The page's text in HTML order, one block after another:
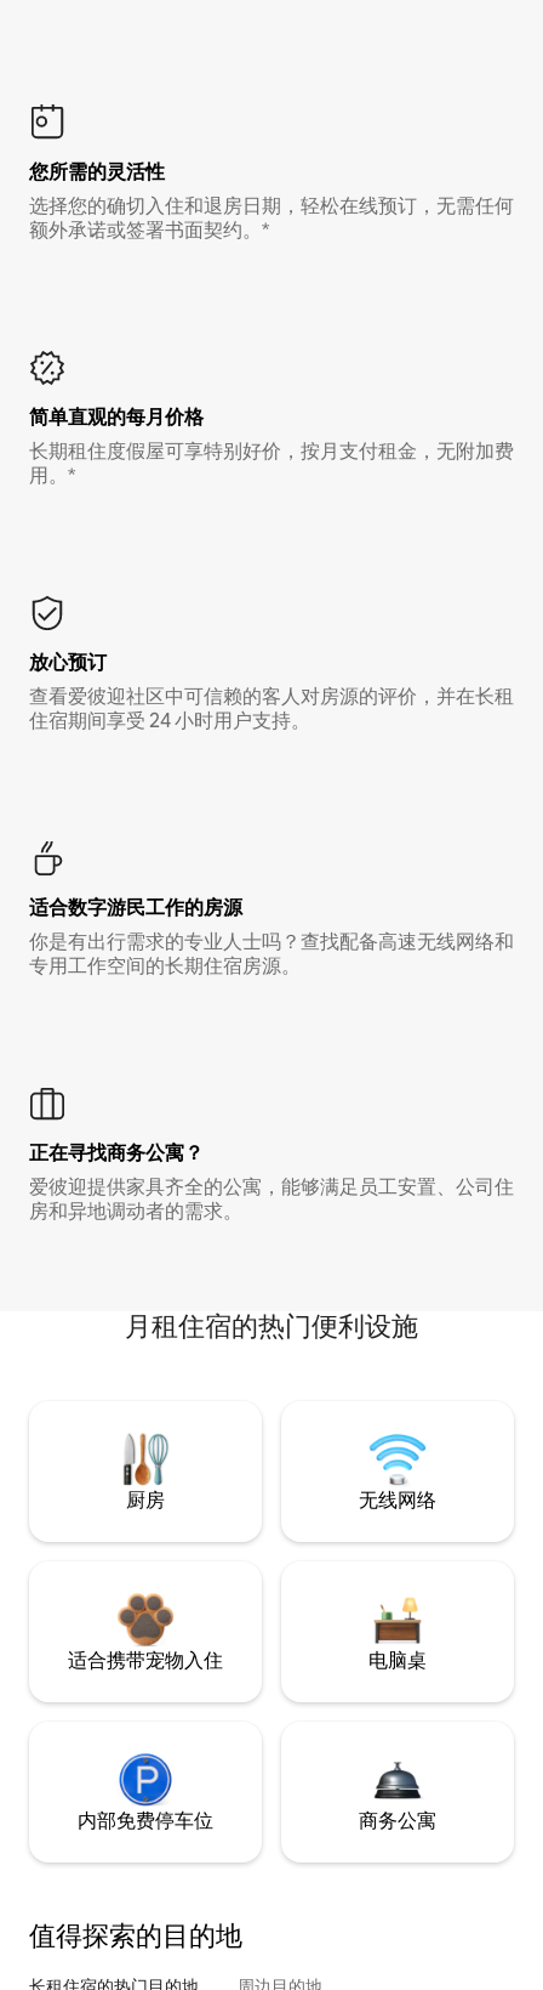
您所需的灵活性
选择您的确切入住和退房日期，轻松在线预订，无需任何
额外承诺或签署书面契约。*
简单直观的每月价格
长期租住度假屋可享特别好价，按月支付租金，无附加费
用。*
放心预订
查看爱彼迎社区中可信赖的客人对房源的评价，并在长租
住宿期间享受 24 小时用户支持。
适合数字游民工作的房源
你是有出行需求的专业人士吗？查找配备高速无线网络和
专用工作空间的长期住宿房源。
正在寻找商务公寓？
爱彼迎提供家具齐全的公寓，能够满足员工安置、公司住
房和异地调动者的需求。
月租住宿的热门便利设施
厨房 无线网络
适合携带宠物入住 电脑桌
内部免费停车位 商务公寓
值得探索的目的地